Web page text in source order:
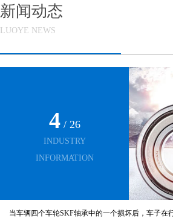
新闻动态
LUOYE NEWS
4/ 26
INDUSTRY
INFORMATION
当车辆四个车轮SKF轴承中的一个损坏后，车子